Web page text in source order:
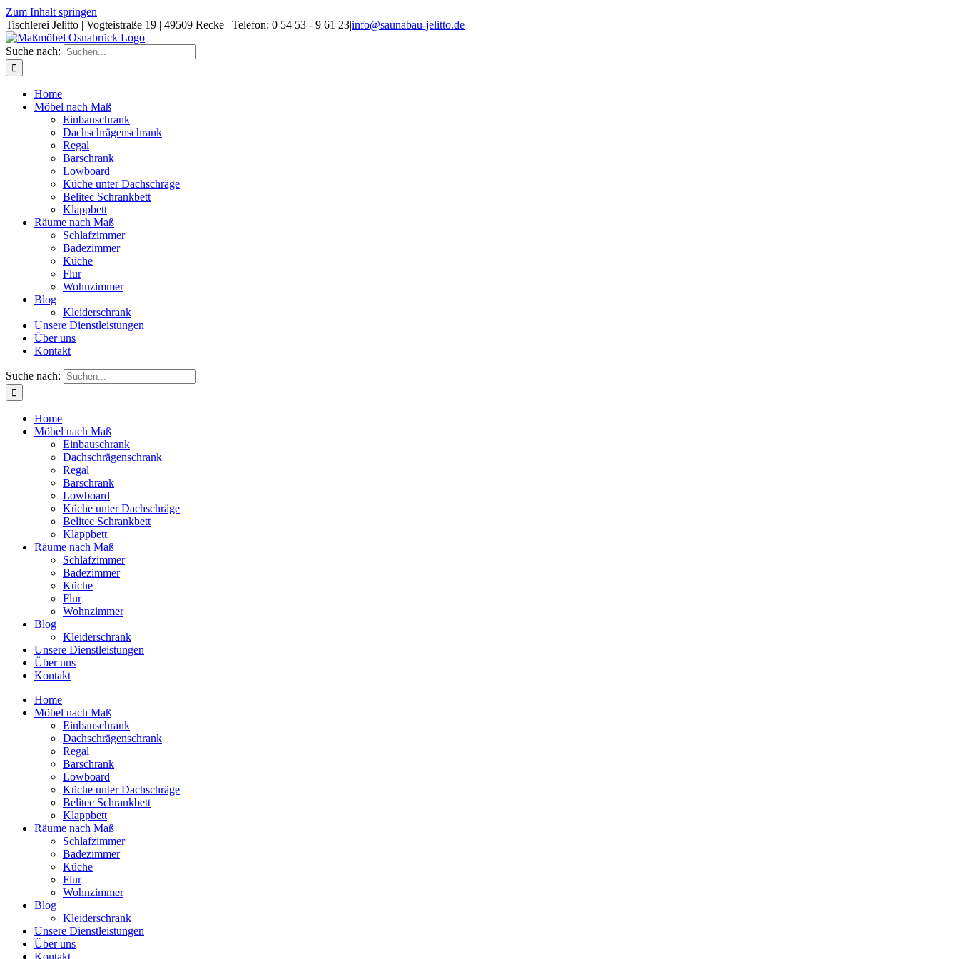
Zum Inhalt springen
Tischlerei Jelitto | Vogteistraße 19 | 49509 Recke | Telefon: 0 54 53 - 9 61 23|info@saunabau-jelitto.de
Suche nach:
Home
Möbel nach Maß
Einbauschrank
Dachschrägenschrank
Regal
Barschrank
Lowboard
Küche unter Dachschräge
Belitec Schrankbett
Klappbett
Räume nach Maß
Schlafzimmer
Badezimmer
Küche
Flur
Wohnzimmer
Blog
Kleiderschrank
Unsere Dienstleistungen
Über uns
Kontakt
Suche nach:
Home
Möbel nach Maß
Einbauschrank
Dachschrägenschrank
Regal
Barschrank
Lowboard
Küche unter Dachschräge
Belitec Schrankbett
Klappbett
Räume nach Maß
Schlafzimmer
Badezimmer
Küche
Flur
Wohnzimmer
Blog
Kleiderschrank
Unsere Dienstleistungen
Über uns
Kontakt
Home
Möbel nach Maß
Einbauschrank
Dachschrägenschrank
Regal
Barschrank
Lowboard
Küche unter Dachschräge
Belitec Schrankbett
Klappbett
Räume nach Maß
Schlafzimmer
Badezimmer
Küche
Flur
Wohnzimmer
Blog
Kleiderschrank
Unsere Dienstleistungen
Über uns
Kontakt